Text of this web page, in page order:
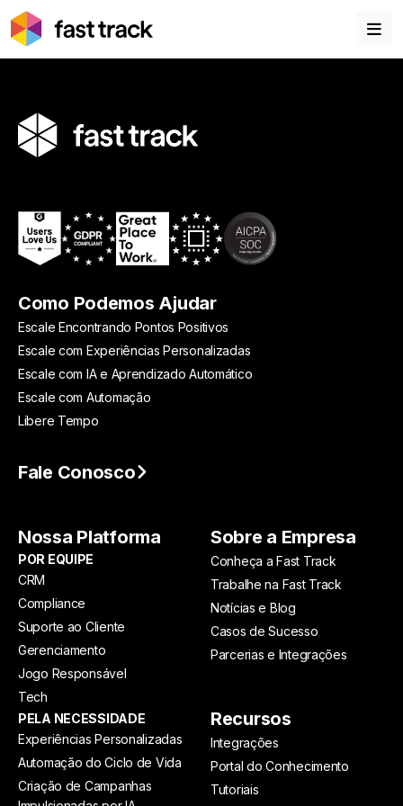
Como Podemos Ajudar
Escale Encontrando Pontos Positivos
Escale com Experiências Personalizadas
Escale com IA e Aprendizado Automático
Escale com Automação
Libere Tempo
Fale Conosco
Nossa Platforma
POR EQUIPE
CRM
Compliance
Suporte ao Cliente
Gerenciamento
Jogo Responsável
Tech
PELA NECESSIDADE
Experiências Personalizadas
Automação do Ciclo de Vida
Criação de Campanhas
Sobre a Empresa
Conheça a Fast Track
Trabalhe na Fast Track
Notícias e Blog
Casos de Sucesso
Parcerias e Integrações
Recursos
Integrações
Portal do Conhecimento
Tutoriais